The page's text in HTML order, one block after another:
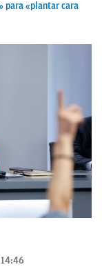
para «plantar cara